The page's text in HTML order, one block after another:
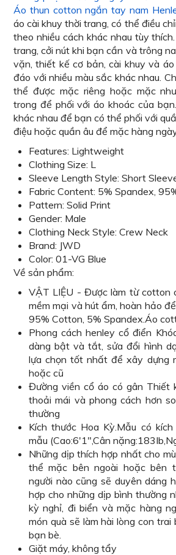
Áo thun cotton ngắn tay nam
áo cài khuy thời trang, có thể điều
theo nhiều cách khác nhau tùy
trang, cởi nút khi bạn cần và trông
vặn, thiết kế cơ bản, cài khuy và
đáo với nhiều màu sắc khác nhau.
thể được mặc riêng hoặc mặc
trong để phối với áo khoác của
khác nhau để bạn có thể phối với
điệu hoặc quần âu để mặc hàng
Features: Lightweight
Clothing Size: L
Sleeve Length Style: Short
Fabric Content: 5% Spandex,
Pattern: Solid Print
Gender: Male
Clothing Neck Style: Crew Neck
Brand: JWD
Color: 01-VG Blue
Về sản phẩm:
VẬT LIỆU - Được làm từ cotton
mềm mại và hút ẩm, hoàn hảo
95% Cotton, 5% Spandex.Áo
Phong cách henley cổ điển
dàng bật và tắt, sửa đổi hình
lựa chọn tốt nhất để xây dựng
hoặc cũ
Đường viền cổ áo có gân Thiết
thoải mái và phong cách hơn
thường
Kích thước Hoa Kỳ.Mẫu có
mẫu (Cao:6'1",Cân
Những dịp thích hợp nhất cho
thể mặc bên ngoài hoặc bên
người nào cũng sẽ duyên dáng
hợp cho những dịp bình thường
kỳ nghỉ, đi biển và mặc hàng
món quà sẽ làm hài lòng con trai
bạn bè.
Giặt máy, không tẩy